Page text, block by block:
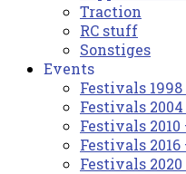
Traction
RC stuff
Sonstiges
Events
Festivals 1998
Festivals 2004
Festivals 2010
Festivals 2016
Festivals 2020